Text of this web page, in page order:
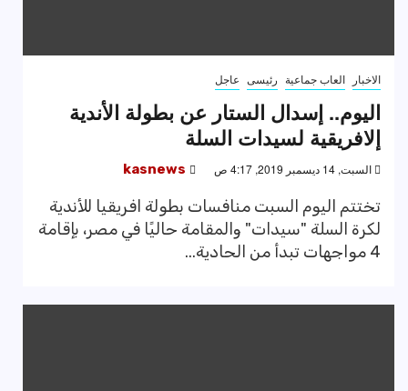
الاخبار العاب جماعية رئيسى عاجل
اليوم.. إسدال الستار عن بطولة الأندية
إلافريقية لسيدات السلة
السبت, 14 ديسمبر 2019, 4:17 ص kasnews
تختتم اليوم السبت منافسات بطولة افريقيا للأندية
لكرة السلة "سيدات" والمقامة حاليًا في مصر، بإقامة
4 مواجهات تبدأ من الحادية...